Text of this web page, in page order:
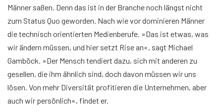
Männer saßen. Denn das ist in der Branche noch längst nicht
zum Status Quo geworden. Nach wie vor dominieren Männer
die technisch orientierten Medienberufe. »Das ist etwas, was
wir ändern müssen, und hier setzt Rise an«, sagt Michael
Gamböck. »Der Mensch tendiert dazu, sich mit anderen zu
gesellen, die ihm ähnlich sind, doch davon müssen wir uns
lösen. Von mehr Diversität profitieren die Unternehmen, aber
auch wir persönlich«, findet er.